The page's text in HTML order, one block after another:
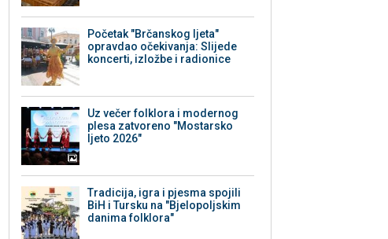
Početak "Brčanskog ljeta"
opravdao očekivanja: Slijede
koncerti, izložbe i radionice
Uz večer folklora i modernog
plesa zatvoreno "Mostarsko
ljeto 2026"
Tradicija, igra i pjesma spojili
BiH i Tursku na "Bjelopoljskim
danima folklora"